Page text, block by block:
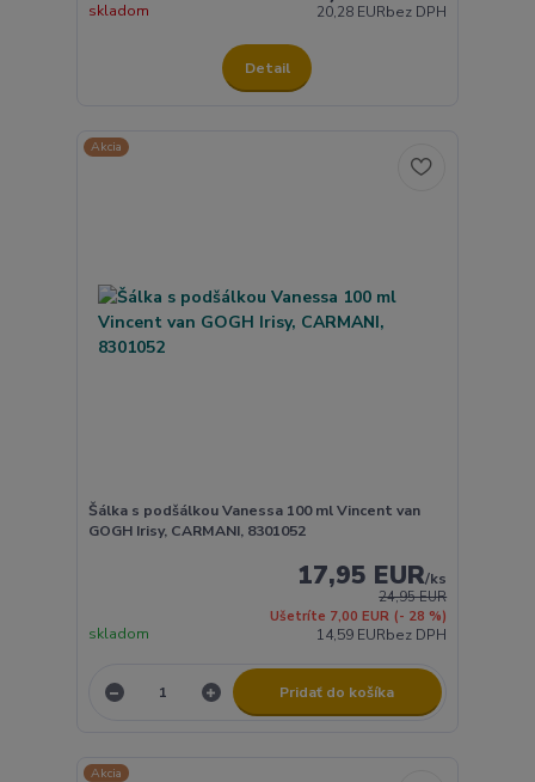
20,28 EURbez DPH
skladom
Detail
Akcia
Šálka s podšálkou Vanessa 100 ml Vincent van
GOGH Irisy, CARMANI, 8301052
24,95 EUR
Ušetríte 7,00 EUR (- 28 %)
17,95 EUR/ks
14,59 EURbez DPH
skladom
Pridať do košíka
Akcia